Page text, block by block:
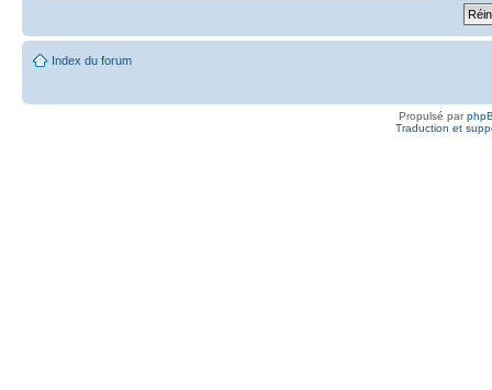
Index du forum
Propulsé par
Traduction et